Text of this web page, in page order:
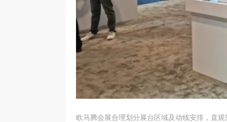
欧马腾会展合理划分展台区域及动线安排，直